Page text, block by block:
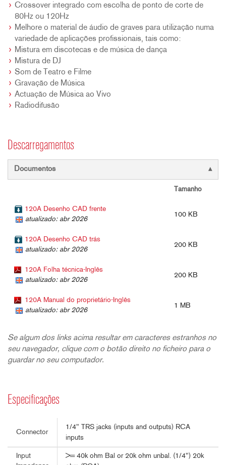
Crossover integrado com escolha de ponto de corte de
80Hz ou 120Hz
Melhore o material de áudio de graves para utilização numa
variedade de aplicações profissionais, tais como:
Mistura em discotecas e de música de dança
Mistura de DJ
Som de Teatro e Filme
Gravação de Música
Actuação de Música ao Vivo
Radiodifusão
Descarregamentos
Documentos
Tamanho
120A Desenho CAD frente
atualizado: abr 2026
100 KB
120A Desenho CAD trás
atualizado: abr 2026
200 KB
120A Folha técnica-Inglês
atualizado: abr 2026
200 KB
120A Manual do proprietário-Inglês
atualizado: abr 2026
1 MB
Se algum dos links acima resultar em caracteres estranhos no
seu navegador, clique com o botão direito no ficheiro para o
guardar no seu computador.
Especificações
Connector
1/4" TRS jacks (inputs and outputs) RCA
inputs
Input
>= 40k ohm Bal or 20k ohm unbal. (1/4") 20k